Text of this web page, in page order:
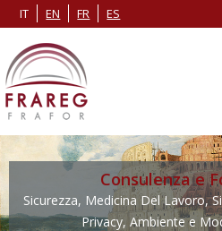
IT EN FR ES
Consulenza e
Sicurezza, Medicina Del Lavoro,
Privacy, Ambiente e